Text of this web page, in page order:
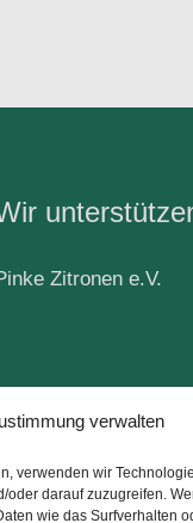
verwalten
verwenden wir
darauf zuzugreifen.
wie das Surfverhalten
Zitronen e.V.